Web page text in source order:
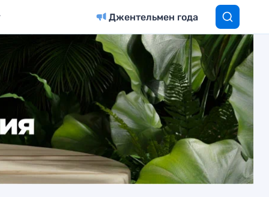
Джентельмен года